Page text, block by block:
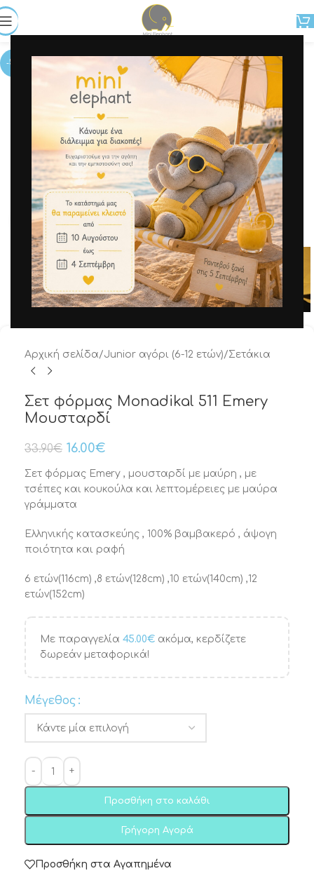
-53%
Μεγέθυνση
Αρχική σελίδα/Junior αγόρι (6-12 ετών)/Σετάκια
Σετ φόρμας Monadikal 511 Emery
Μουσταρδί
33.90€ 16.00€
Σετ φόρμας Emery , μουσταρδί με μαύρη , με
τσέπες και κουκούλα και λεπτομέρειες με μαύρα
γράμματα
Ελληνικής κατασκεύης , 100% βαμβακερό , άψογη
ποιότητα και ραφή
6 ετών(116cm) ,8 ετών(128cm) ,10 ετών(140cm) ,12
ετών(152cm)
Με παραγγελία 45.00€ ακόμα, κερδίζετε
δωρεάν μεταφορικά!
Μέγεθος
Προσθήκη στο καλάθι
Γρήγορη Αγορά
Προσθήκη στα Αγαπημένα